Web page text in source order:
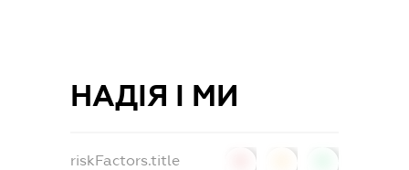
НАДІЯ І МИ
riskFactors.title